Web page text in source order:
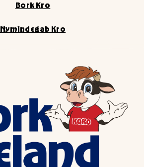
Bork Kro
Nymindegab Kro